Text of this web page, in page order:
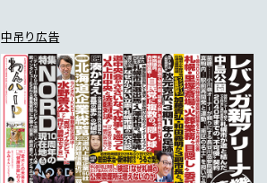
中吊り広告